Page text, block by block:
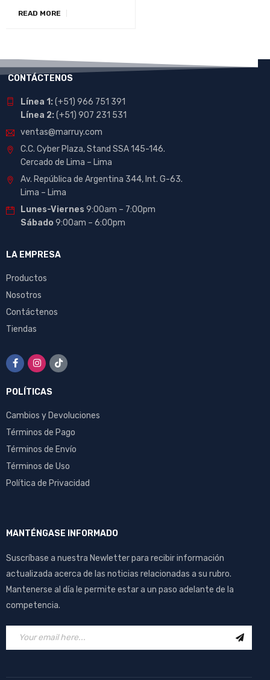
READ MORE
CONTÁCTENOS
Línea 1:(+51) 966 751 391
Línea 2:(+51) 907 231 531
ventas@marruy.com
C.C. Cyber Plaza, Stand SSA 145-146.
Cercado de Lima – Lima
Av. República de Argentina 344, Int. G-63.
Lima – Lima
Lunes-Viernes 9:00am – 7:00pm
Sábado9:00am – 6:00pm
LA EMPRESA
Productos
Nosotros
Contáctenos
Tiendas
POLÍTICAS
Cambios y Devoluciones
Términos de Pago
Términos de Envío
Términos de Uso
Política de Privacidad
MANTÉNGASE INFORMADO
Suscríbase a nuestra Newletter para recibir información
actualizada acerca de las noticias relacionadas a su rubro.
Mantenerse al día le permite estar a un paso adelante de la
competencia.